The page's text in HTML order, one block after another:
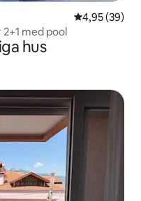
4,95 av 5 i
4,95 (39)
med pool
hus